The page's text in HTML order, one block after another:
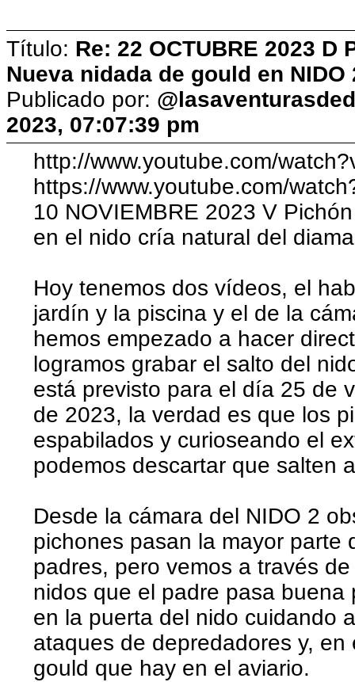
Título: Re: 22 OCTUBRE 2023
Nueva nidada de gould en NIDO
Publicado por:
2023, 07:07:39 pm
http://www.youtube.com/
https://www.youtube.com/
10 NOVIEMBRE 2023 V
en el nido cría natural del
Hoy tenemos dos vídeos, el
jardín y la piscina y el de la
hemos empezado a hacer
logramos grabar el salto del
está previsto para el día 25 de
de 2023, la verdad es que los
espabilados y curioseando el
podemos descartar que salten
Desde la cámara del NIDO 2
pichones pasan la mayor parte
padres, pero vemos a través
nidos que el padre pasa
en la puerta del nido cuidando
ataques de depredadores y,
gould que hay en el aviario.